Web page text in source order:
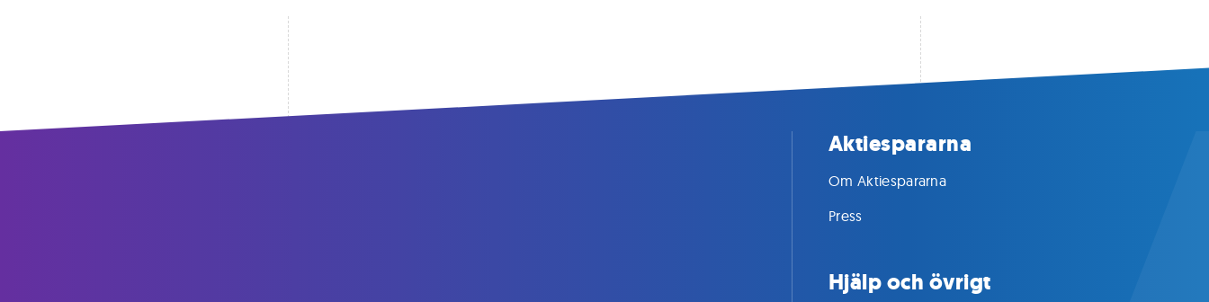
Aktiespararna
Om Aktiespararna
Press
Hjälp och övrigt